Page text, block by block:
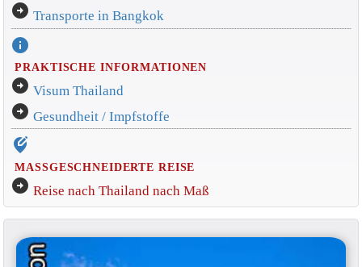
arrow_circle_right Transporte in Bangkok
info
PRAKTISCHE INFORMATIONEN
arrow_circle_right Visum Thailand
arrow_circle_right Gesundheit / Impfstoffe
edit_location_alt
MASSGESCHNEIDERTE REISE
arrow_circle_right Reise nach Thailand nach Maß